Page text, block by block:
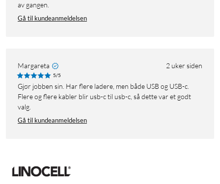
av gangen.
Gå til kundeanmeldelsen
Margareta 2 uker siden
5/5
Gjør jobben sin. Har flere ladere, men både USB og USB-c.
Flere og flere kabler blir usb-c til usb-c, så dette var et godt
valg.
Gå til kundeanmeldelsen